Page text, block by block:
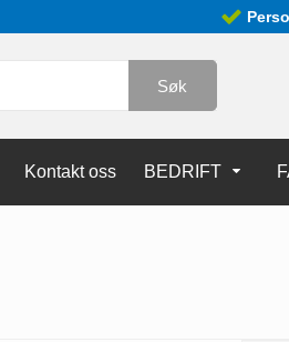
Søk
Kontakt oss BEDRIFT